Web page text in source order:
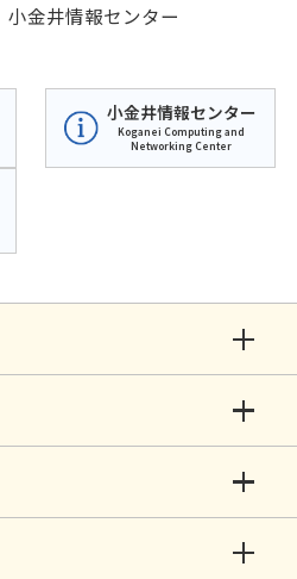
小金井情報センター
小金井情報センター
Koganei Computing and
Networking Center